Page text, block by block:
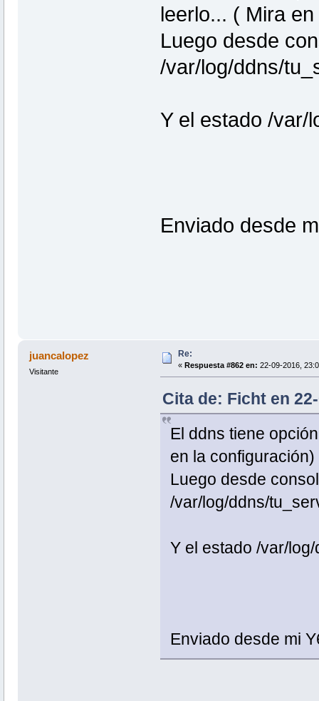
leerlo... ( Mira
Luego desde
/var/log/ddns/
Y el estado /var/
Enviado desde
juancalopez
Visitante
Re:
« Respuesta #862 en: 22-09-2016,
Cita de: Ficht en
El ddns tiene
en la configuración)
Luego desde
/var/log/ddns/
Y el estado /var/
Enviado desde mi